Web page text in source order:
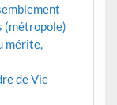
(métropole)
mérite,
de Vie